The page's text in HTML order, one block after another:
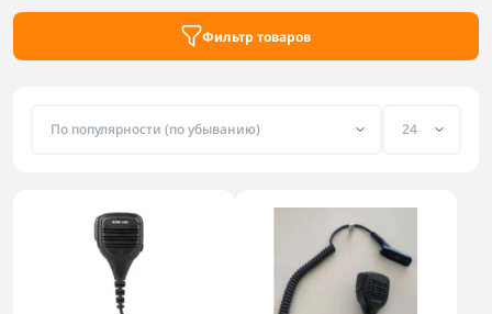
тактической маскировки. Купить доступные модели
Фильтр товаров